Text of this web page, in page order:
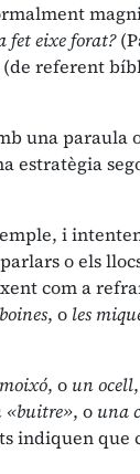
fet eixe forat?
(de referent
una paraula
estratègia
i
o els
com a
, o les
, o un ocell
«buitre», o una
indiquen que